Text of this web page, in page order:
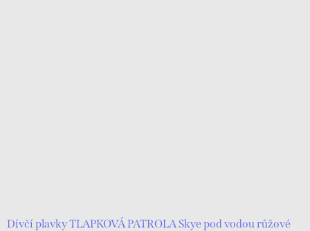
Dívčí plavky TLAPKOVÁ PATROLA Skye pod vodou růžové